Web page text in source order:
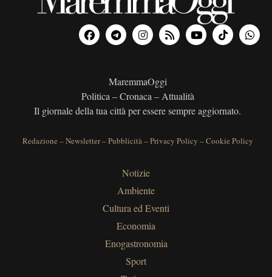
MaremmaOggi
Politica – Cronaca – Attualità
Il giornale della tua città per essere sempre aggiornato.
Redazione –Newsletter–Pubblicità–Privacy Policy –Cookie Policy
Notizie
Ambiente
Cultura ed Eventi
Economia
Enogastronomia
Sport